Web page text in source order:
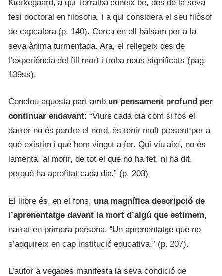
Kierkegaard, a qui Torralba coneix bé, des de la seva
tesi doctoral en filosofia, i a qui considera el seu filòsof
de capçalera (p. 140). Cerca en ell bàlsam per a la
seva ànima turmentada. Ara, el rellegeix des de
l’experiència del fill mort i troba nous significats (pàg.
139ss).
Conclou aquesta part amb un pensament profund per
continuar endavant: “Viure cada dia com si fos el
darrer no és perdre el nord, és tenir molt present per a
què existim i què hem vingut a fer. Qui viu així, no és
lamenta, al morir, de tot el que no ha fet, ni ha dit,
perquè ha aprofitat cada dia.” (p. 203)
El llibre és, en el fons, una magnífica descripció de
l’aprenentatge davant la mort d’algú que estimem,
narrat en primera persona. “Un aprenentatge que no
s’adquireix en cap institució educativa.” (p. 207).
L’autor a vegades manifesta la seva condició de